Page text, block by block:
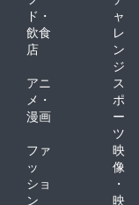
ド・
飲食
店
ャ
レ
ン
ジ
アニ
メ・
漫画
ス
ポ
ー
ツ
ファ
ッ
ショ
ン
映
像
・
映